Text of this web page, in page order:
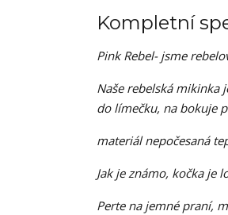
Kompletní
Pink Rebel- jsme
Naše rebelská mikinka
do límečku, na bokuje
materiál nepočesaná
Jak je známo, kočka je
Perte na jemné praní,